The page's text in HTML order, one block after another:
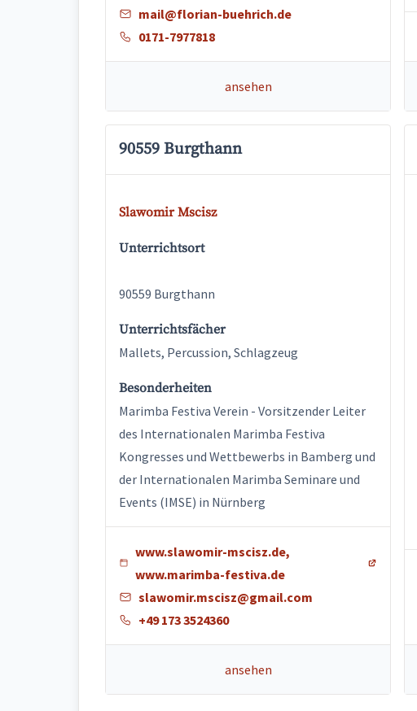
mail@florian-buehrich.de
0171-7977818
ansehen
90559 Burgthann
Slawomir Mscisz
Unterrichtsort
90559 Burgthann
Unterrichtsfächer
Mallets, Percussion, Schlagzeug
Besonderheiten
Marimba Festiva Verein - Vorsitzender Leiter
des Internationalen Marimba Festiva
Kongresses und Wettbewerbs in Bamberg und
der Internationalen Marimba Seminare und
Events (IMSE) in Nürnberg
www.slawomir-mscisz.de,
www.marimba-festiva.de
slawomir.mscisz@gmail.com
+49 173 3524360
ansehen